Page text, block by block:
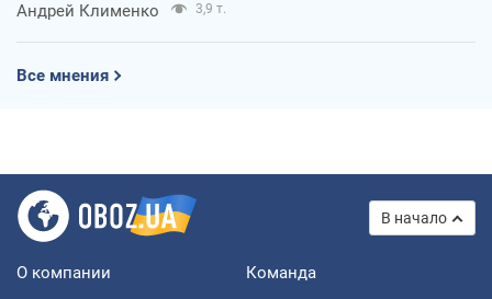
Андрей Клименко 3,9 т.
Все мнения
В начало
О компании Команда